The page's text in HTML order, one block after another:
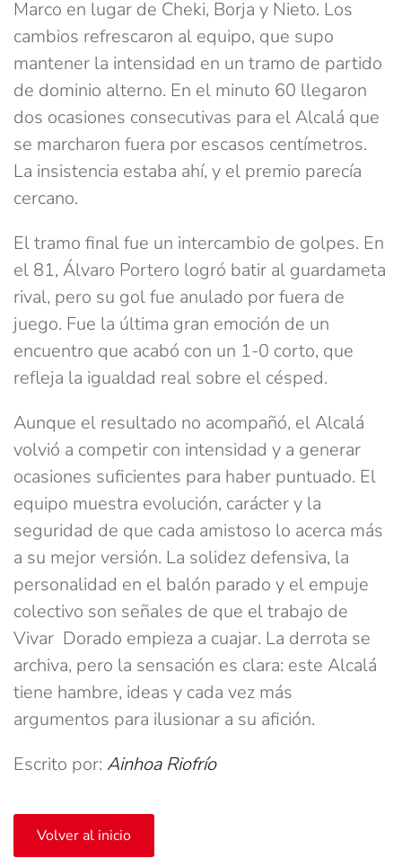
Marco en lugar de Cheki, Borja y Nieto. Los
cambios refrescaron al equipo, que supo
mantener la intensidad en un tramo de partido
de dominio alterno. En el minuto 60 llegaron
dos ocasiones consecutivas para el Alcalá que
se marcharon fuera por escasos centímetros.
La insistencia estaba ahí, y el premio parecía
cercano.
El tramo final fue un intercambio de golpes. En
el 81, Álvaro Portero logró batir al guardameta
rival, pero su gol fue anulado por fuera de
juego. Fue la última gran emoción de un
encuentro que acabó con un 1-0 corto, que
refleja la igualdad real sobre el césped.
Aunque el resultado no acompañó, el Alcalá
volvió a competir con intensidad y a generar
ocasiones suficientes para haber puntuado. El
equipo muestra evolución, carácter y la
seguridad de que cada amistoso lo acerca más
a su mejor versión. La solidez defensiva, la
personalidad en el balón parado y el empuje
colectivo son señales de que el trabajo de
Vivar Dorado empieza a cuajar. La derrota se
archiva, pero la sensación es clara: este Alcalá
tiene hambre, ideas y cada vez más
argumentos para ilusionar a su afición.
Escrito por: Ainhoa Riofrío
Volver al inicio